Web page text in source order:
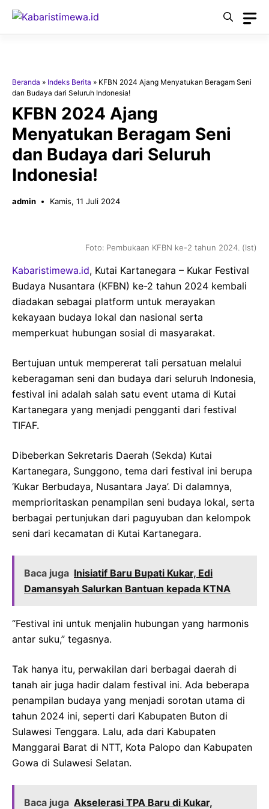
Langsung
Beranda » Indeks Berita » KFBN 2024 Ajang Menyatukan Beragam Seni
dan Budaya dari Seluruh Indonesia!
KFBN 2024 Ajang
Menyatukan Beragam Seni
dan Budaya dari Seluruh
Indonesia!
admin Kamis, 11 Juli 2024
Foto: Pembukaan KFBN ke-2 tahun 2024. (Ist)
Kabaristimewa.id, Kutai Kartanegara – Kukar Festival
Budaya Nusantara (KFBN) ke-2 tahun 2024 kembali
diadakan sebagai platform untuk merayakan
kekayaan budaya lokal dan nasional serta
memperkuat hubungan sosial di masyarakat.
Bertujuan untuk mempererat tali persatuan melalui
keberagaman seni dan budaya dari seluruh Indonesia,
festival ini adalah salah satu event utama di Kutai
Kartanegara yang menjadi pengganti dari festival
TIFAF.
Dibeberkan Sekretaris Daerah (Sekda) Kutai
Kartanegara, Sunggono, tema dari festival ini berupa
‘Kukar Berbudaya, Nusantara Jaya’. Di dalamnya,
memprioritaskan penampilan seni budaya lokal, serta
berbagai pertunjukan dari paguyuban dan kelompok
seni dari kecamatan di Kutai Kartanegara.
Baca juga Inisiatif Baru Bupati Kukar, Edi
Damansyah Salurkan Bantuan kepada KTNA
“Festival ini untuk menjalin hubungan yang harmonis
antar suku,” tegasnya.
Tak hanya itu, perwakilan dari berbagai daerah di
tanah air juga hadir dalam festival ini. Ada beberapa
penampilan budaya yang menjadi sorotan utama di
tahun 2024 ini, seperti dari Kabupaten Buton di
Sulawesi Tenggara. Lalu, ada dari Kabupaten
Manggarai Barat di NTT, Kota Palopo dan Kabupaten
Gowa di Sulawesi Selatan.
Baca juga Akselerasi TPA Baru di Kukar,